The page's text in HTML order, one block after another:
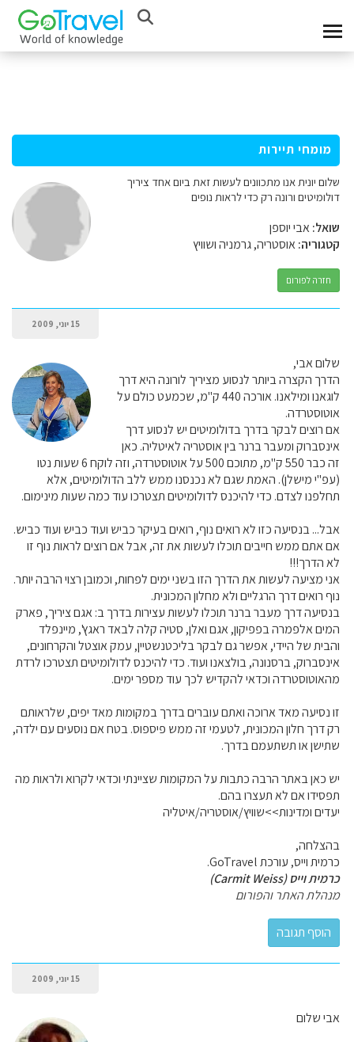
מומחי תיירות
שלום יונית אנו מתכוונים לעשות זאת ביום אחד ציריך
דולומיטים ורונה רק כדי לראות נופים
שואל:אבי יוספן
קטגוריה:אוסטריה, גרמניה ושוויץ
חזרה לפורום
15 יוני, 2009
שלום אבי,
הדרך הקצרה ביותר לנסוע מציריך לורונה היא דרך
לוגאנו ומילאנו. אורכה 440 ק"מ, שכמעט כולם על
אוטוסטרדה.
אם רוצים לבקר בדרך בדולומיטים יש לנסוע דרך
אינסברוק ומעבר ברנר בין אוסטריה לאיטליה. כאן
זה כבר 550 ק"מ, מתוכם 500 על אוטוסטרדה, וזה לוקח 6 שעות נטו
(עפ"י מישלן). האמת שגם לא נכנסנו ממש ללב הדולומיטים, אלא
תחלפנו לצדם. כדי להיכנס לדולומיטים תצטרכו עוד כמה שעות מינימום.
אבל... בנסיעה כזו לא רואים נוף, רואים בעיקר כביש ועוד כביש ועוד כביש.
אם אתם ממש חייבים תוכלו לעשות את זה, אבל אם רוצים לראות נוף זו
לא הדרך!!!
אני מציעה לעשות את הדרך הזו בשני ימים לפחות, וכמובן רצוי הרבה יותר.
נוף רואים דרך הרגליים ולא מחלון המכונית.
בנסיעה דרך מעבר ברנר תוכלו לעשות עצירות בדרך ב: אגם ציריך, פארק
המים אלפמרה בפפיקון, אגם ואלן, סטיה קלה לבאד ראגץ', מיינפלד
והבית של היידי, אפשר גם לבקר בליכטנשטיין, עמק אוצטל והקרחונים,
אינסברוק, ברסנונה, בולצאנו ועוד. כדי להיכנס לדולומיטים תצטרכו לרדת
מהאוטוסטרדה וכדאי להקדיש לכך עוד מספר ימים.
זו נסיעה מאד ארוכה ואתם עוברים בדרך במקומות מאד יפים, שלראותם
רק דרך חלון המכונית, לטעמי זה ממש פיספוס. בטח אם נוסעים עם ילדה,
שתישן או תשתעמם בדרך.
יש כאן באתר הרבה כתבות על המקומות שציינתי וכדאי לקרוא ולראות מה
תפסידו אם לא תעצרו בהם.
יעדים ומדינות>>שוויץ/אוסטריה/איטליה
בהצלחה,
כרמית וייס, עורכת GoTravel.
כרמית וייס (Carmit Weiss)
מנהלת האתר והפורום
15 יוני, 2009
אבי שלום